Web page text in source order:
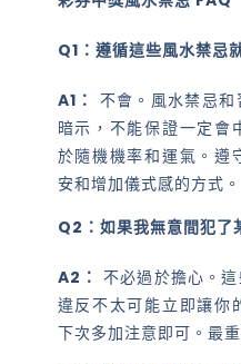
Q1：遵循這些風水禁忌
A1： 不會。風水禁忌
暗示，不能保證一定會
於隨機機率和運氣。遵
安和增加儀式感的方式。
Q2：如果我無意間犯了
A2： 不必過於擔心。
違反不太可能立即讓你
下次多加注意即可。最